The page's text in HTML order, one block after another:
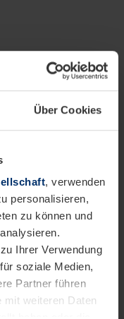
Über Cookies
, verwenden
personalisieren,
zu können und
Ihrer Verwendung
soziale Medien,
Partner führen
mit weiteren Daten